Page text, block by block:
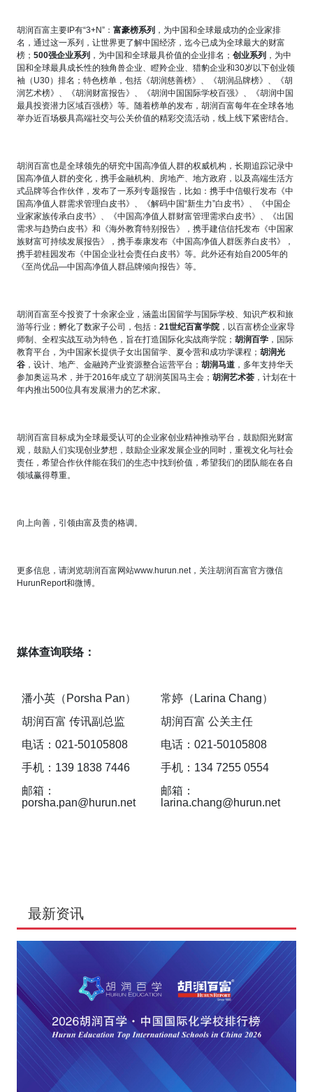
胡润百富主要 IP有“3+N” ： 富豪榜系列 ，为中国和全球最成功的企业家排
名，通过这一系列，让世界更了解中国经济，迄今已成为全球最大的财富
榜； 500强企业系列 ，为中国和全球最具价值的企业排名； 创业系列 ，为中
国和全球最具成长性的独角兽企业、瞪羚企业、猎豹企业和30岁以下创业领
袖（ U30）排名；特色榜单，包括《胡润慈善榜》、《胡润品牌榜》、《胡
润艺术榜》、《胡润财富报告》、《胡润中国国际学校百强》、《胡润中国
最具投资潜力区域百强榜》等。随着榜单的发布，胡润百富每年在全球各地
举办近百场极具高端社交与公关价值的精彩交流活动，线上线下紧密结合。
胡润百富也是全球领先的研究中国高净值人群的权威机构，长期追踪记录中
国高净值人群的变化，携手金融机构、房地产、地方政府，以及高端生活方
式品牌等合作伙伴，发布了一系列专题报告，比如：携手中信银行发布《中
国高净值人群需求管理白皮书》、《解码中国“新生力”白皮书》、《中国企
业家家族传承白皮书》、《中国高净值人群财富管理需求白皮书》、《出国
需求与趋势白皮书》和《海外教育特别报告》，携手建信信托发布《中国家
族财富可持续发展报告》，携手泰康发布《中国高净值人群医养白皮书》，
携手碧桂园发布《中国企业社会责任白皮书》等。此外还有始自2005年的
《至尚优品—中国高净值人群品牌倾向报告》等。
胡润百富至今投资了十余家企业，涵盖出国留学与国际学校、知识产权和旅
游等行业；孵化了数家子公司，包括： 21世纪百富学院 ，以百富榜企业家导
师制、全程实战互动为特色，旨在打造国际化实战商学院； 胡润百学 ，国际
教育平台，为中国家长提供子女出国留学、夏令营和成功学课程； 胡润光
谷 ，设计、地产、金融跨产业资源整合运营平台； 胡润马道 ，多年支持华天
参加奥运马术，并于2016年成立了胡润英国马主会； 胡润艺术荟 ，计划在十
年内推出500位具有发展潜力的艺术家。
胡润百富目标成为全球最受认可的企业家创业精神推动平台，鼓励阳光财富
观，鼓励人们实现创业梦想，鼓励企业家发展企业的同时，重视文化与社会
责任，希望合作伙伴能在我们的生态中找到价值，希望我们的团队能在各自
领域赢得尊重。
向上向善，引领由富及贵的格调。
更多信息，请浏览胡润百富网站www.hurun.net，关注胡润百富官方微信
HurunReport和微博。
媒体查询联络：
潘小英（ Porsha Pan）
胡润百富 传讯副总监
电话：021-50105808
手机： 139 1838 7446
邮箱：
porsha.pan@hurun.net
常婷（ Larina Chang）
胡润百富 公关主任
电话：021-50105808
手机： 134 7255 0554
邮箱：
larina.chang@hurun.net
最新资讯